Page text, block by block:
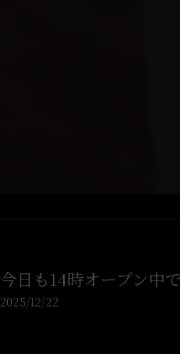
今日も14時オープン中
2025/12/22